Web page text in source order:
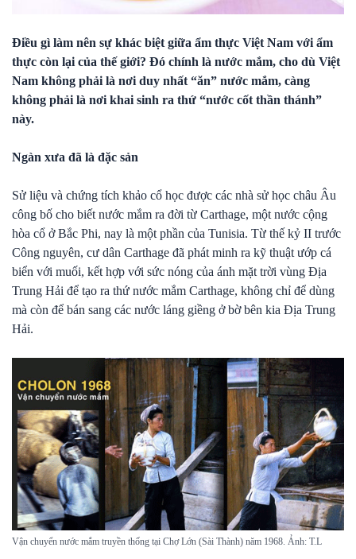
Điều gì làm nên sự khác biệt giữa ẩm thực Việt Nam với ẩm
thực còn lại của thế giới? Đó chính là nước mắm, cho dù Việt
Nam không phải là nơi duy nhất “ăn” nước mắm, càng
không phải là nơi khai sinh ra thứ “nước cốt thần thánh”
này.
Ngàn xưa đã là đặc sản
Sử liệu và chứng tích khảo cổ học được các nhà sử học châu Âu
công bố cho biết nước mắm ra đời từ Carthage, một nước cộng
hòa cổ ở Bắc Phi, nay là một phần của Tunisia. Từ thế kỷ II trước
Công nguyên, cư dân Carthage đã phát minh ra kỹ thuật ướp cá
biển với muối, kết hợp với sức nóng của ánh mặt trời vùng Địa
Trung Hải để tạo ra thứ nước mắm Carthage, không chỉ để dùng
mà còn để bán sang các nước láng giềng ở bờ bên kia Địa Trung
Hải.
Vận chuyển nước mắm truyền thống tại Chợ Lớn (Sài Thành) năm 1968. Ảnh: T.L